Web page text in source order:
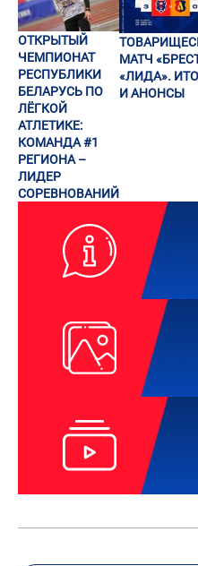
ОТКРЫТЫЙ
ЧЕМПИОНАТ
РЕСПУБЛИКИ
БЕЛАРУСЬ ПО
ЛЁГКОЙ
АТЛЕТИКЕ:
КОМАНДА #1
РЕГИОНА –
ЛИДЕР
СОРЕВНОВАНИЙ
МАТЧ
«ЛИДА».
И АНОНСЫ